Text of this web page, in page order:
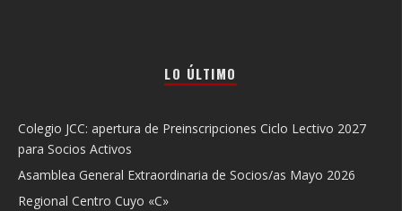
LO ÚLTIMO
Colegio JCC: apertura de Preinscripciones Ciclo Lectivo 2027
para Socios Activos
Asamblea General Extraordinaria de Socios/as Mayo 2026
Regional Centro Cuyo «C»